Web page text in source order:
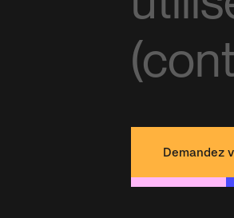
Demandez